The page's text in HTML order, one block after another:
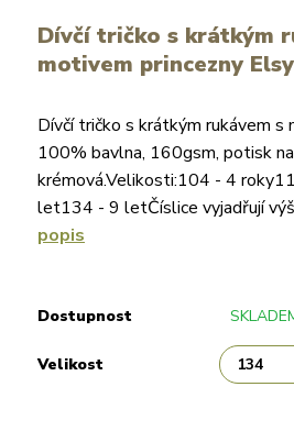
Dívčí tričko s krátkým
motivem princezny
Dívčí tričko s krátkým rukávem
100% bavlna, 160gsm, potisk
krémová.Velikosti:104 - 4
let134 - 9 letČíslice vyjadřují
popis
Dostupnost
Velikost